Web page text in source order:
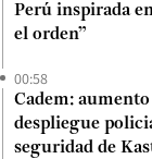
Perú inspirada
el orden”
00:58
Cadem:
despliegue
seguridad de